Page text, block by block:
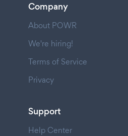
Company
About POWR
We're hiring!
Terms of Service
Privacy
Support
Help Center